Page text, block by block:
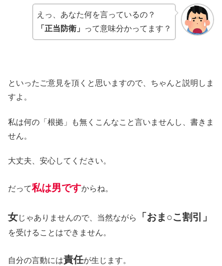
えっ、あなた何を言っているの？
「正当防衛」 って意味分かってます？
といったご意見を頂くと思いますので、ちゃんと説明しま
すよ。
私は何の「根拠」も無くこんなこと言いませんし、書きま
せん。
大丈夫、安心してください。
だって私は男ですからね。
女じゃありませんので、当然ながら 「おま○こ割引」
を受けることはできません。
自分の言動には責任が生じます。